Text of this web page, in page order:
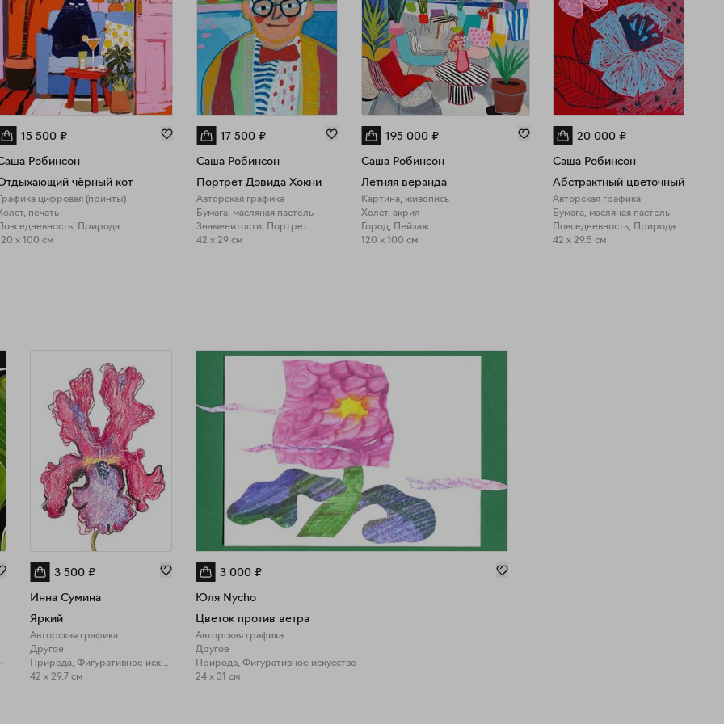
15 500 ₽
Робинсон
чёрный кот
цифровая (принты)
печать
Природа
x 100 см
17 500 ₽
Саша Робинсон
Портрет Дэвида Хокни
Авторская графика
Бумага, масляная пастель
Знаменитости, Портрет
42 x 29 см
195 000 ₽
Саша Робинсон
Летняя веранда
Картина, живопись
Холст, акрил
Город, Пейзаж
120 x 100 см
20 000 ₽
Саша Робинсон
Авторская графика
Бумага, масляная пастель
Повседневность, Природа
42 x 29.5 см
3 500 ₽
Инна Сумина
Яркий
Авторская графика
Другое
Природа, Фигуративное искусство
42 x 29.7 см
3 000 ₽
Юля Nycho
Цветок против ветра
Авторская графика
Другое
Природа, Фигуративное искусство
24 x 31 см